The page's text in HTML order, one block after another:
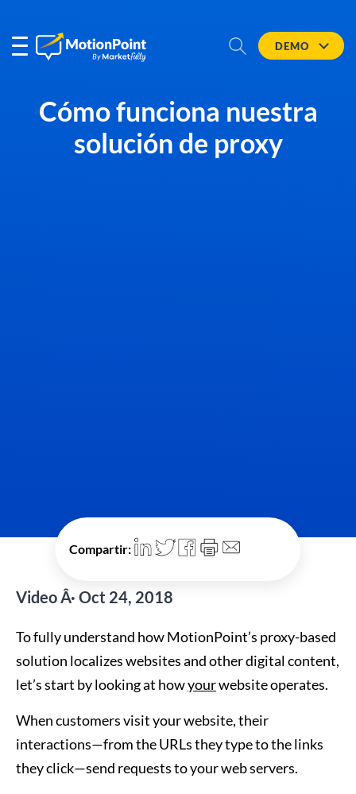
DEMO
Cómo funciona nuestra
solución de proxy
Compartir:
Video Â· Oct 24, 2018
To fully understand how MotionPoint’s proxy-based
solution localizes websites and other digital content,
let’s start by looking at howyourwebsite operates.
When customers visit your website, their
interactions—from the URLs they type to the links
they click—send requests to your web servers.